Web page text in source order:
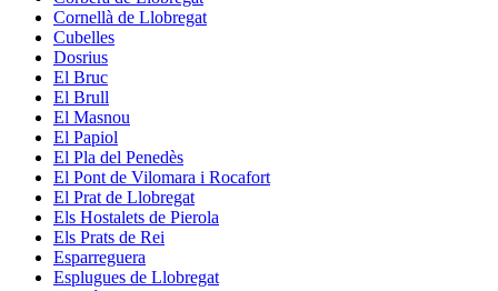
Cornellà de Llobregat
Cubelles
Dosrius
El Bruc
El Brull
El Masnou
El Papiol
El Pla del Penedès
El Pont de Vilomara i Rocafort
El Prat de Llobregat
Els Hostalets de Pierola
Els Prats de Rei
Esparreguera
Esplugues de Llobregat